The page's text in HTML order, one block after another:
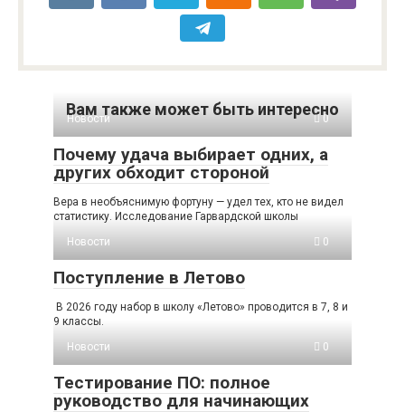
Вам также может быть интересно
Новости 0
Почему удача выбирает одних, а
других обходит стороной
Вера в необъяснимую фортуну — удел тех, кто не видел
статистику. Исследование Гарвардской школы
Новости
0
Поступление в Летово
В 2026 году набор в школу «Летово» проводится в 7, 8 и
9 классы.
Новости
0
Тестирование ПО: полное
руководство для начинающих